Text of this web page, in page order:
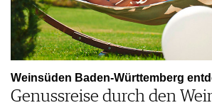
Weinsüden Baden-Württemberg
Genussreise durch den